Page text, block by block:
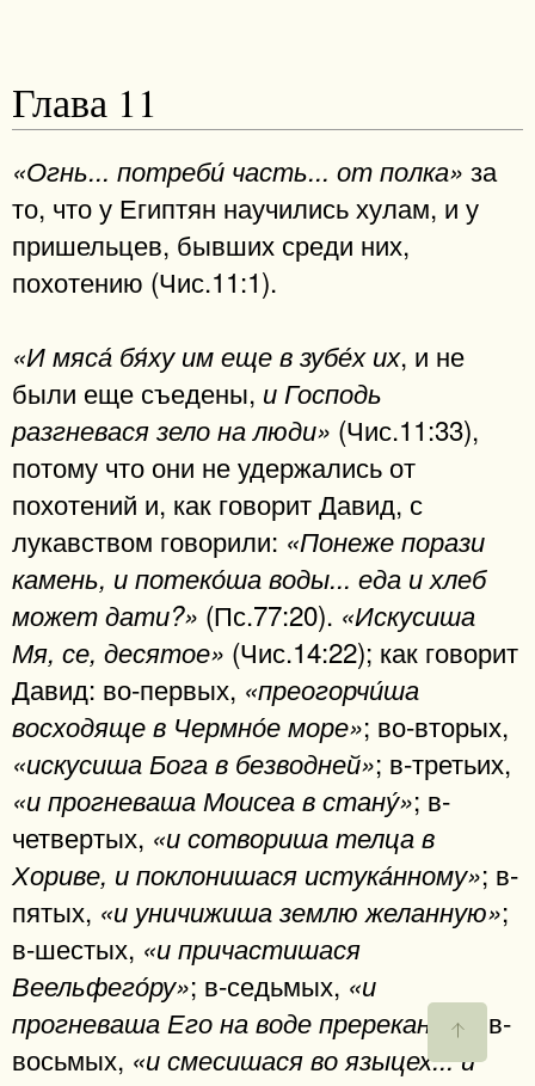
Глава 11
«Огнь... потреби́ часть... от полка» за
то, что у Египтян научились хулам, и у
пришельцев, бывших среди них,
похотению (Чис.11:1).
«И мяса́ бя́ху им еще в зубе́х их, и не
были еще съедены, и Господь
разгневася зело на люди» (Чис.11:33),
потому что они не удержались от
похотений и, как говорит Давид, с
лукавством говорили: «Понеже порази
камень, и потеко́ша воды... еда и хлеб
может дати?» (Пс.77:20). «Искусиша
Мя, се, десятое» (Чис.14:22); как говорит
Давид: во-первых, «преогорчи́ша
восходяще в Чермно́е море»; во-вторых,
«искусиша Бога в безводней»; в-третьих,
«и прогневаша Моисеа в стану́»; в-
четвертых, «и сотвориша телца в
Хориве, и поклонишася истука́нному»; в-
пятых, «и уничижиша землю желанную»;
в-шестых, «и причастишася
Веельфего́ру»; в-седьмых, «и
прогневаша Его на воде пререкания»
; в-
восьмых, «и смесишася во языцех... и